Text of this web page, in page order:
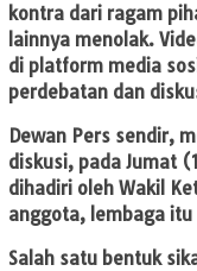
kontra dari ragam
lainnya menolak.
di platform media
perdebatan dan
Dewan Pers sendir,
diskusi, pada Jumat
dihadiri oleh Wakil
anggota, lembaga
Salah satu bentuk